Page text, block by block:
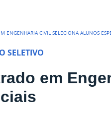
ENGENHARIA CIVIL SELECIONA ALUNOS
SELETIVO
em